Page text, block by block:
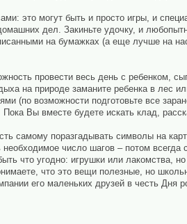
это могут быть и просто игры, и
дел. Закиньте удочку, и
на бумажках (а еще лучше на
провести весь день с ребенком,
на природе заманите ребенка в лес
(по возможности подготовьте все
Вы вместе будете искать клад,
самому поразгадывать символы на
число шагов – потом
что угодно: игрушки или лакомства,
что это вещи полезные, но
его маленьких друзей в честь Дня